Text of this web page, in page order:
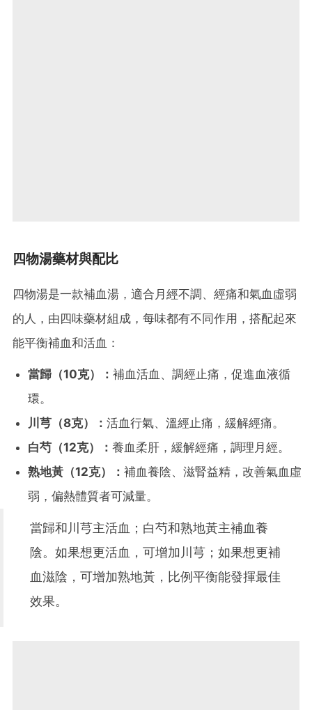
四物湯藥材與配比
四物湯是一款補血湯，適合月經不調、經痛和氣血虛弱
的人，由四味藥材組成，每味都有不同作用，搭配起來
能平衡補血和活血：
當歸（10克）： 補血活血、調經止痛，促進血液循
環。
川芎（8克）： 活血行氣、溫經止痛，緩解經痛。
白芍（12克）： 養血柔肝，緩解經痛，調理月經。
熟地黃（12克）： 補血養陰、滋腎益精，改善氣血虛
弱，偏熱體質者可減量。
當歸和川芎主活血；白芍和熟地黃主補血養
陰。如果想更活血，可增加川芎；如果想更補
血滋陰，可增加熟地黃，比例平衡能發揮最佳
效果。